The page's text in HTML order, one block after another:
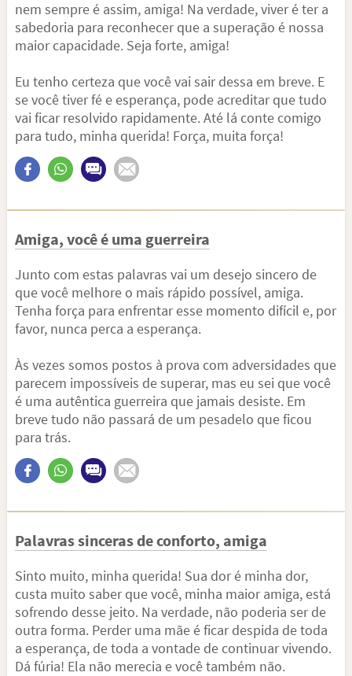
nem sempre é assim, amiga! Na verdade, viver é ter a
sabedoria para reconhecer que a superação é nossa
maior capacidade. Seja forte, amiga!
Eu tenho certeza que você vai sair dessa em breve. E
se você tiver fé e esperança, pode acreditar que tudo
vai ficar resolvido rapidamente. Até lá conte comigo
para tudo, minha querida! Força, muita força!
Amiga, você é uma guerreira
Junto com estas palavras vai um desejo sincero de
que você melhore o mais rápido possível, amiga.
Tenha força para enfrentar esse momento difícil e, por
favor, nunca perca a esperança.
Às vezes somos postos à prova com adversidades que
parecem impossíveis de superar, mas eu sei que você
é uma autêntica guerreira que jamais desiste. Em
breve tudo não passará de um pesadelo que ficou
para trás.
Palavras sinceras de conforto, amiga
Sinto muito, minha querida! Sua dor é minha dor,
custa muito saber que você, minha maior amiga, está
sofrendo desse jeito. Na verdade, não poderia ser de
outra forma. Perder uma mãe é ficar despida de toda
a esperança, de toda a vontade de continuar vivendo.
Dá fúria! Ela não merecia e você também não.